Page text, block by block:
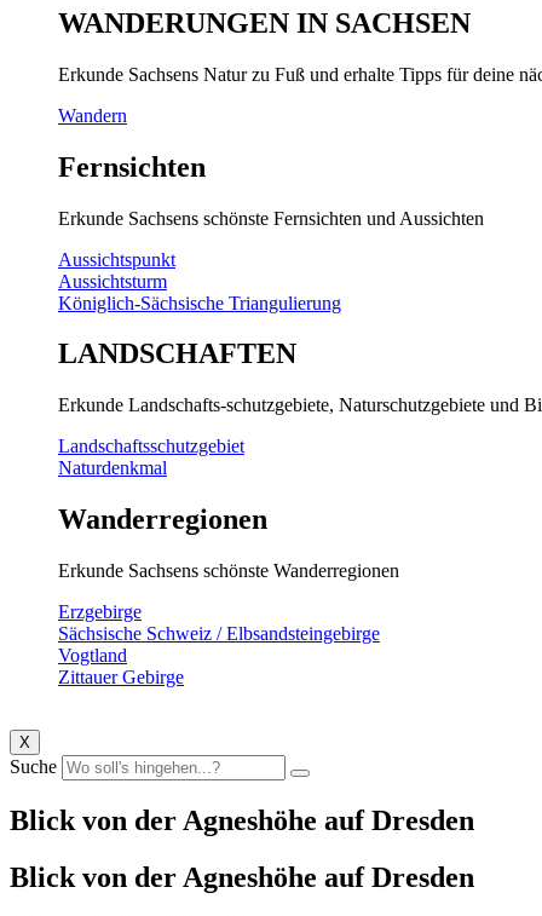
WANDERUNGEN IN SACHSEN
Erkunde Sachsens Natur zu Fuß und erhalte Tipps für deine
Wandern
Fernsichten
Erkunde Sachsens schönste Fernsichten und Aussichten
Aussichtspunkt
Aussichtsturm
Königlich-Sächsische Triangulierung
LANDSCHAFTEN
Erkunde Landschafts-schutzgebiete, Naturschutzgebiete und
Landschaftsschutzgebiet
Naturdenkmal
Wanderregionen
Erkunde Sachsens schönste Wanderregionen
Erzgebirge
Sächsische Schweiz / Elbsandsteingebirge
Vogtland
Zittauer Gebirge
X
Suche
Blick von der Agneshöhe auf Dresden
Blick von der Agneshöhe auf Dresden